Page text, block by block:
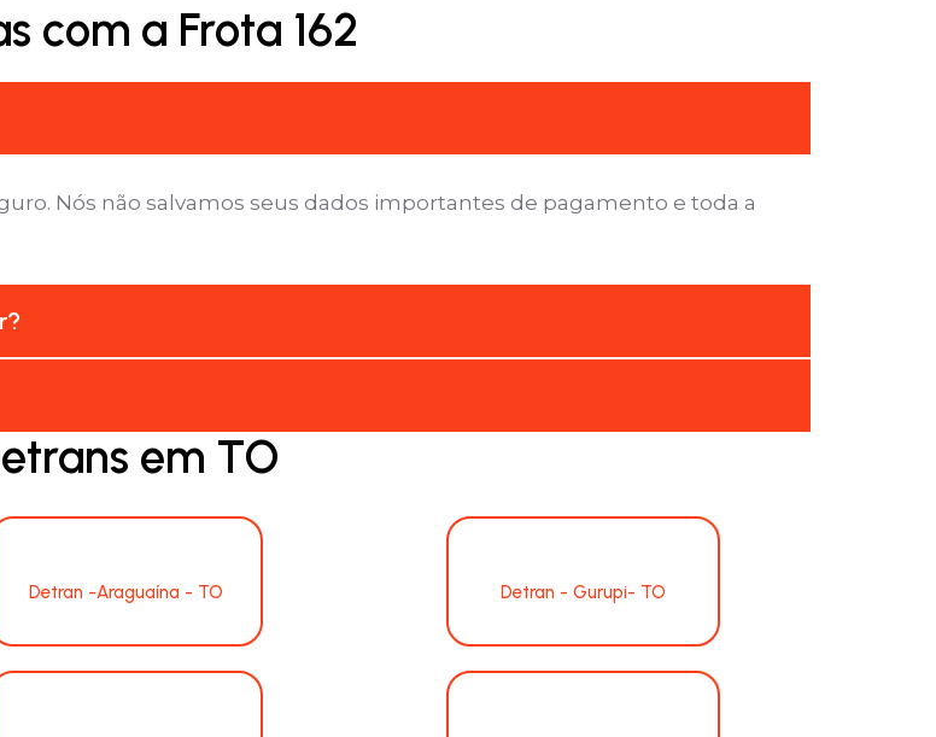
com a Frota 162
Nós não salvamos seus dados importantes de pagamento e toda a
em TO
Detran -Araguaína - TO Detran - Gurupi- TO